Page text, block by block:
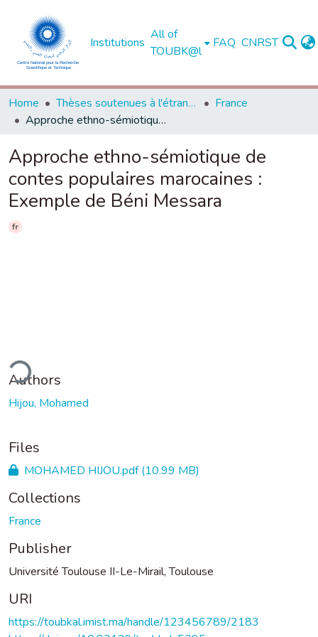
Institutions
All of
TOUBK@l
FAQ CNRST
Home Thèses soutenues à l'étranger
France
Approche ethno-sémiotique de contes populaires marocaines : Exemple de Béni Messara
Approche ethno-sémiotique de
contes populaires marocaines :
Exemple de Béni Messara
fr
Authors
Hijou, Mohamed
Files
MOHAMED HIJOU.pdf(10.99 MB)
Collections
France
Publisher
Université Toulouse II-Le-Mirail, Toulouse
URI
https://toubkal.imist.ma/handle/123456789/2183